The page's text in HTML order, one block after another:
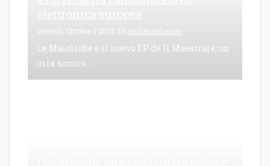
venerdì, Ottobre 3 2025 Di andreainfusino
Le Maioliche è il nuovo EP de Il Maestrale, un
mix sonoro...